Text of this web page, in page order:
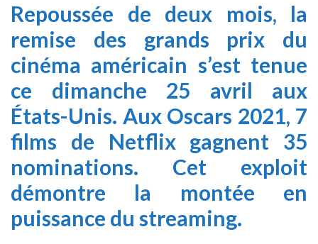
Repoussée de deux mois, la
remise des grands prix du
cinéma américain s’est tenue
ce dimanche 25 avril aux
États-Unis. Aux Oscars 2021, 7
films de Netflix gagnent 35
nominations. Cet exploit
démontre la montée en
puissance du streaming.